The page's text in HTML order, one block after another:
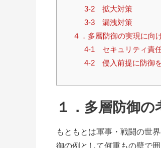
3-2 拡大対策
3-3 漏洩対策
４．多層防御の実現に向
4-1 セキュリティ責
4-2 侵入前提に防御
１．多層防御の
もともとは軍事・戦闘の世
御の例として何重もの壁で